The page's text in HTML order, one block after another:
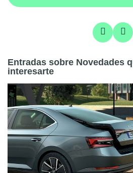
Entradas sobre Novedades
interesarte